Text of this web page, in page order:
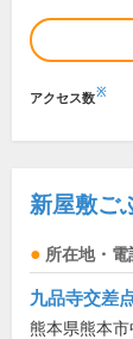
アクセス数※
新屋敷ご
所在地・電
九品寺交差
熊本県熊本